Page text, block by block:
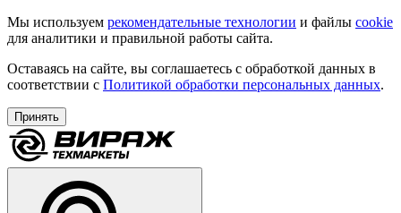
Мы используем рекомендательные технологии и файлы cookie
для аналитики и правильной работы сайта.
Оставаясь на сайте, вы соглашаетесь с обработкой данных в
соответствии с Политикой обработки персональных данных.
Принять